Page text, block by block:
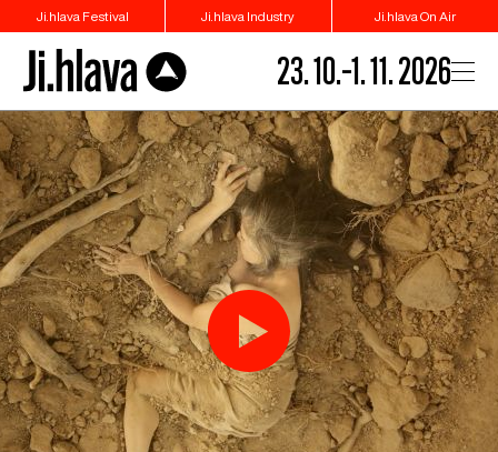
Ji.hlava Festival Ji.hlava Industry Ji.hlava On Air
23. 10.–1. 11. 2026